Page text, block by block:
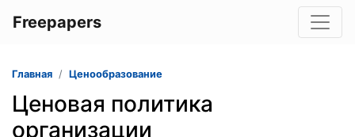
Freepapers
Главная Ценообразование
Ценовая политика
организации